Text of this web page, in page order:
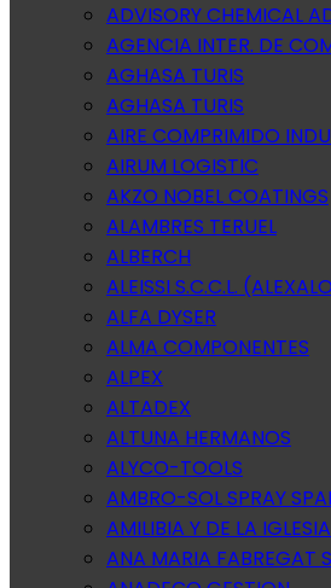
ADVISORY CHEMICAL
AGENCIA INTER. DE
AGHASA TURIS
AGHASA TURIS
AIRE COMPRIMIDO
AIRUM LOGISTIC
AKZO NOBEL COATINGS
ALAMBRES TERUEL
ALBERCH
ALEISSI S.C.C.L.
ALFA DYSER
ALMA COMPONENTES
ALPEX
ALTADEX
ALTUNA HERMANOS
ALYCO-TOOLS
AMBRO-SOL SPRAY
AMILIBIA Y DE LA IGLESIA
ANA MARIA FABREGAT